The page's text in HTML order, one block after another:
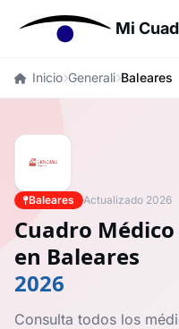
Mi
Inicio Generali Baleares
Baleares Actualizado 2026
Cuadro
en Baleares
2026
Consulta todos los